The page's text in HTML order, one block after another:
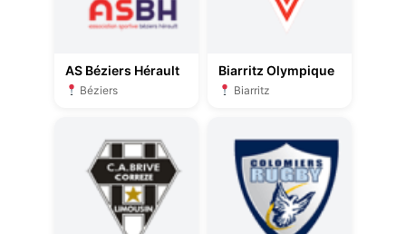
AS Béziers Hérault
Béziers
Biarritz Olympique
Biarritz